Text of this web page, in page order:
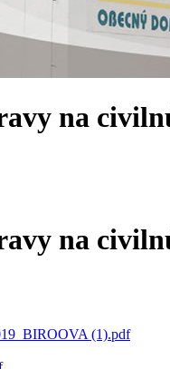
na
na
(1).pdf